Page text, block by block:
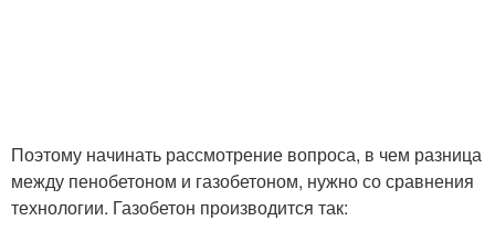
Поэтому начинать рассмотрение вопроса, в чем разница
между пенобетоном и газобетоном, нужно со сравнения
технологии. Газобетон производится так: